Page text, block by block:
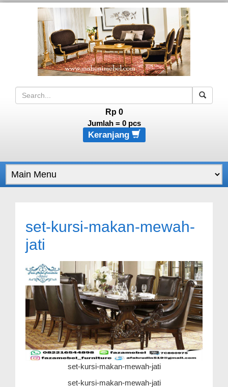
Rp 0
Jumlah = 0pcs
Keranjang
set-kursi-makan-mewah-
jati
set-kursi-makan-mewah-jati
set-kursi-makan-mewah-jati